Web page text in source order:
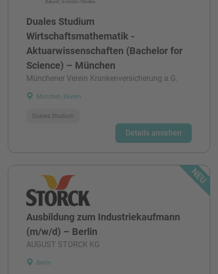
Duales Studium
Wirtschaftsmathematik -
Aktuarwissenschaften (Bachelor for
Science) – München
Münchener Verein Krankenversicherung a.G.
München, Bayern
Duales Studium
Details ansehen
Ausbildung zum Industriekaufmann
(m/w/d) – Berlin
AUGUST STORCK KG
Berlin